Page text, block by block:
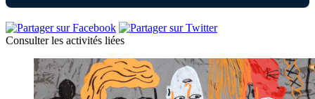
Consulterles activités liées